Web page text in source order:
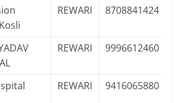
REWARI 8708841424
REWARI 9996612460
REWARI 9416065880